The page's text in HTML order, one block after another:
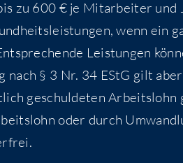
zu 600 € je Mit­ar­bei­ter
wenn ein
Leis­tun­gen
§ 3 Nr. 34 EStG gilt
geschul­de­ten Arbeits­lohn
oder durch